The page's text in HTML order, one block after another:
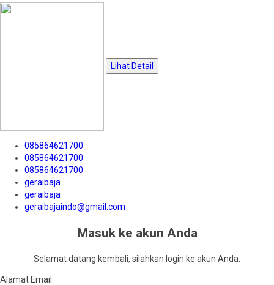
Lihat Detail
085864621700
085864621700
085864621700
geraibaja
geraibaja
geraibajaindo@gmail.com
Masuk ke akun Anda
Selamat datang kembali, silahkan login ke akun Anda.
Alamat Email